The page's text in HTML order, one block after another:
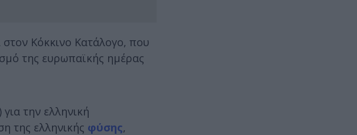
Κόκκινο Κατάλογο, που
της ευρωπαϊκής ημέρας
την ελληνική
της ελληνικής φύσης,